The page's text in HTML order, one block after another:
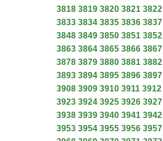
3818 3819 3820 3821 3822
3833 3834 3835 3836 3837
3848 3849 3850 3851 3852
3863 3864 3865 3866 3867
3878 3879 3880 3881 3882
3893 3894 3895 3896 3897
3908 3909 3910 3911 3912
3923 3924 3925 3926 3927
3938 3939 3940 3941 3942
3953 3954 3955 3956 3957